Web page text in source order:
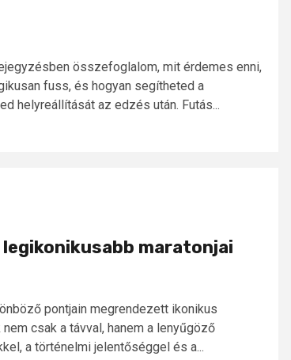
összefoglalom, mit érdemes enni,
fuss, és hogyan segítheted a
helyreállítását az edzés után. Futás...
legikonikusabb maratonjai
pontjain megrendezett ikonikus
nem csak a távval, hanem a lenyűgöző
a történelmi jelentőséggel és a...